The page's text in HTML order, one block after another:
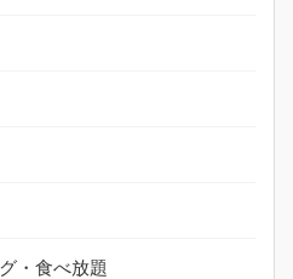
・食べ放題